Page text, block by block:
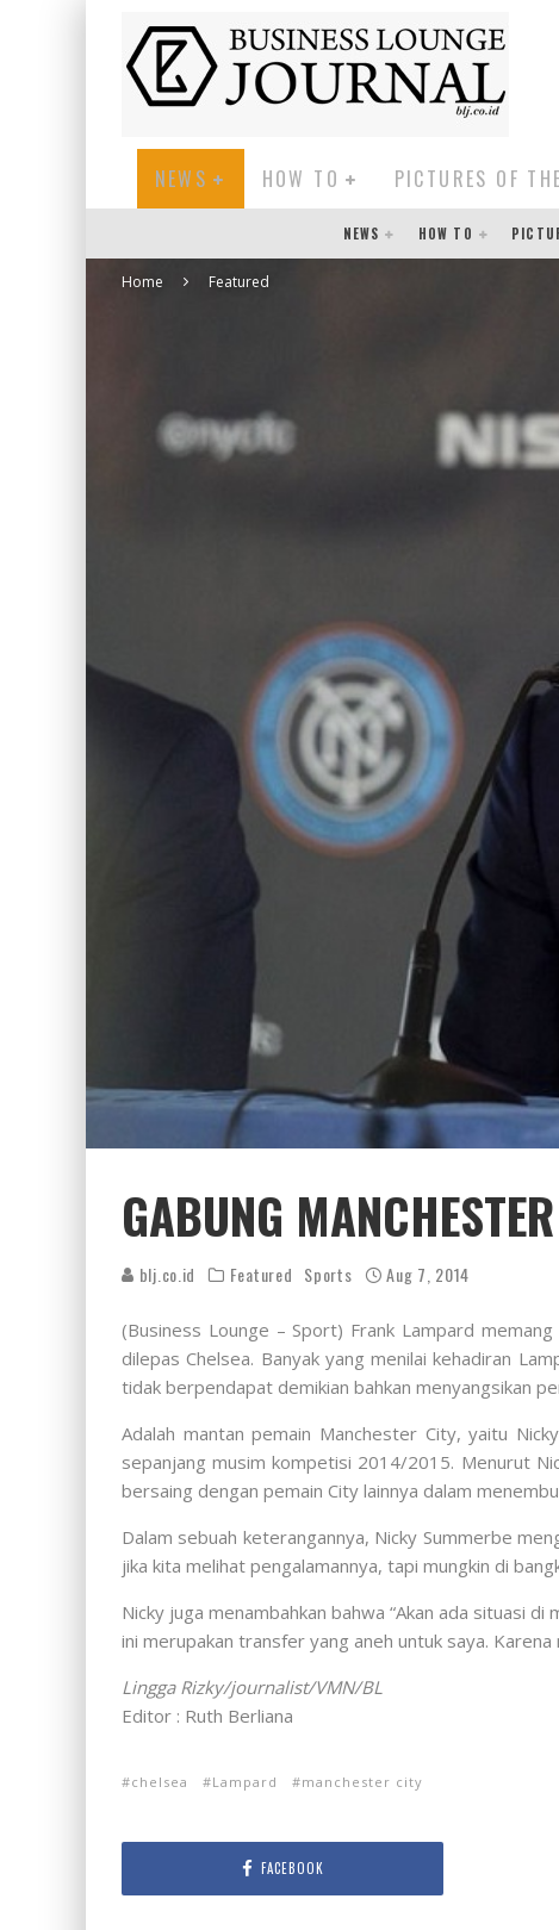
NEWS HOW TO PICTURES OF
NEWS HOW TO
Home Featured
GABUNG
blj.co.id Featured Sports Aug 7, 2014
(Business Lounge – Sport) Frank Lampard
dilepas Chelsea. Banyak yang menilai kehadiran
tidak berpendapat demikian bahkan menyangsikan
Adalah mantan pemain Manchester City, yaitu
sepanjang musim kompetisi 2014/2015. Menurut
bersaing dengan pemain City lainnya dalam
Dalam sebuah keterangannya, Nicky Summerbe
jika kita melihat pengalamannya, tapi mungkin di
Nicky juga menambahkan bahwa “Akan ada situasi
ini merupakan transfer yang aneh untuk saya.
Lingga Rizky/journalist/VMN/BL
Editor : Ruth Berliana
chelsea Lampard manchester city
FACEBOOK